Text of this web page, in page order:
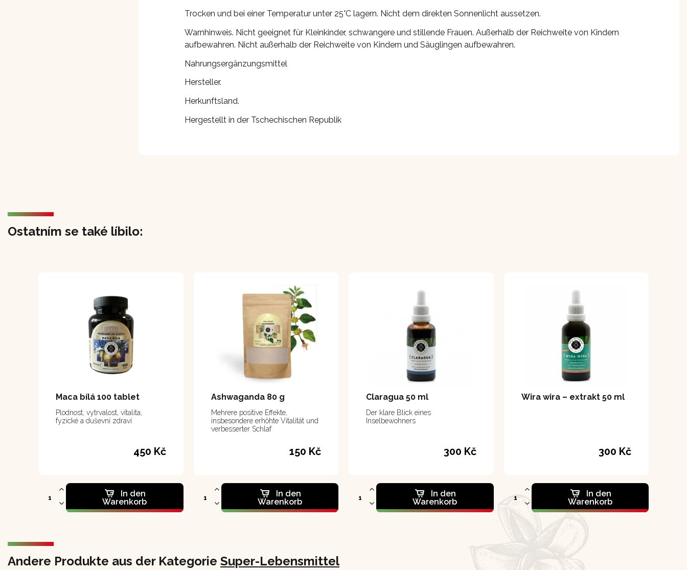
Trocken und bei einer Temperatur unter 25°C lagern. Nicht dem direkten Sonnenlicht aussetzen.
Warnhinweis. Nicht geeignet für Kleinkinder, schwangere und stillende Frauen. Außerhalb der Reichweite von Kindern
aufbewahren. Nicht außerhalb der Reichweite von Kindern und Säuglingen aufbewahren.
Nahrungsergänzungsmittel
Hersteller.
Herkunftsland.
Hergestellt in der Tschechischen Republik
Ostatním se také líbilo:
Maca bílá 100 tablet
Plodnost, vytrvalost, vitalita,
fyzické a duševní zdraví
450 Kč
In den
Warenkorb
Ashwaganda 80 g
Mehrere positive Effekte,
insbesondere erhöhte Vitalität und
verbesserter Schlaf
150 Kč
In den
Warenkorb
Claragua 50 ml
Der klare Blick eines
Inselbewohners
300 Kč
In den
Warenkorb
Wira wira – extrakt 50 ml
300 Kč
In den
Warenkorb
Andere Produkte aus der Kategorie Super-Lebensmittel